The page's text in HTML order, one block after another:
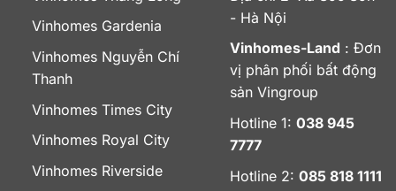
Vinhomes Gardenia
Vinhomes Nguyễn Chí
Thanh
Vinhomes Times City
Vinhomes Royal City
Vinhomes Riverside
- Hà Nội
Vinhomes-Land : Đơn
vị phân phối bất động
sản Vingroup
Hotline 1: 038 945
7777
Hotline 2: 085 818 1111